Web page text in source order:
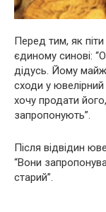
Перед тим, як
єдиному синові:
дідусь. Йому
сходи у
хочу продати
запропонують”.
Після відвідин
“Вони
старий”.